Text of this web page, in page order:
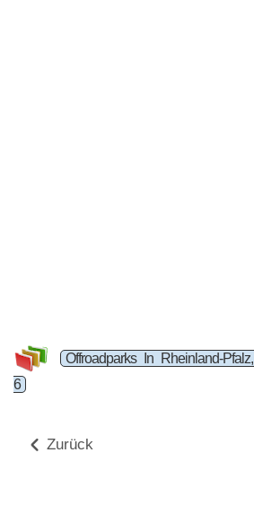
Offroadparks In Rheinland-Pfalz,
6
Zurück